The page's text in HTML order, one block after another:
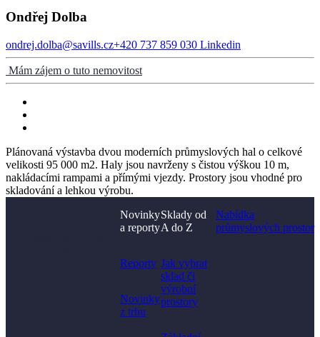
Ondřej Dolba
ondrej.dolba@savills.cz+420 737 859 030 Linkedin
Mám zájem o tuto nemovitost
Plánovaná výstavba dvou moderních průmyslových hal o celkové
velikosti 95 000 m2. Haly jsou navrženy s čistou výškou 10 m,
nakládacími rampami a přímými vjezdy. Prostory jsou vhodné pro
skladování a lehkou výrobu.
Novinky
a reporty
Reporty
Novinky
z trhu
Sklady od
A do Z
Jak vybrat
sklad či
výrobní
prostory​
Nabídka
průmyslových prostor